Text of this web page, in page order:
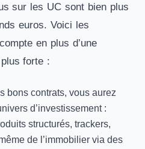
sur les UC sont bien plus
euros. Voici les
en plus d’une
forte :
bons contrats, vous aurez
d’investissement :
structurés, trackers,
de l’immobilier via des